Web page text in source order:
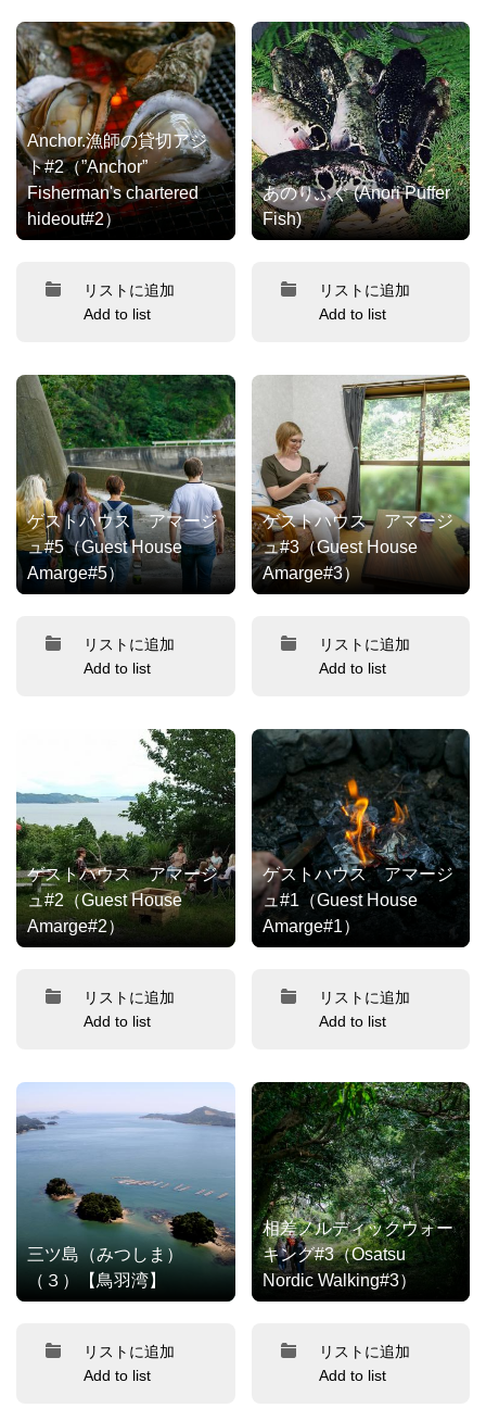
Anchor.漁師の貸切アジ
ト#2（”Anchor”
Fisherman's chartered
hideout#2）
リストに追加
Add to list
あのりふぐ (Anori Puffer
Fish)
リストに追加
Add to list
ゲストハウス アマージ
ュ#5（Guest House
Amarge#5）
リストに追加
Add to list
ゲストハウス アマージ
ュ#3（Guest House
Amarge#3）
リストに追加
Add to list
ゲストハウス アマージ
ュ#2（Guest House
Amarge#2）
リストに追加
Add to list
ゲストハウス アマージ
ュ#1（Guest House
Amarge#1）
リストに追加
Add to list
三ツ島（みつしま）
（３）【鳥羽湾】
リストに追加
Add to list
相差ノルディックウォー
キング#3（Osatsu
Nordic Walking#3）
リストに追加
Add to list